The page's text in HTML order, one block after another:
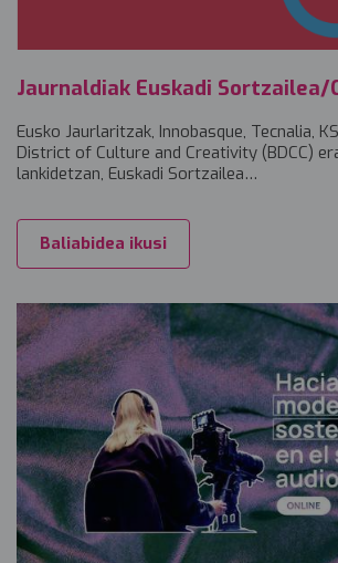
Jaurnaldiak Euskadi Sortzailea/
Eusko Jaurlaritzak, Innobasque, Tecnalia,
District of Culture and Creativity (BDCC)
lankidetzan, Euskadi Sortzailea…
Baliabidea ikusi